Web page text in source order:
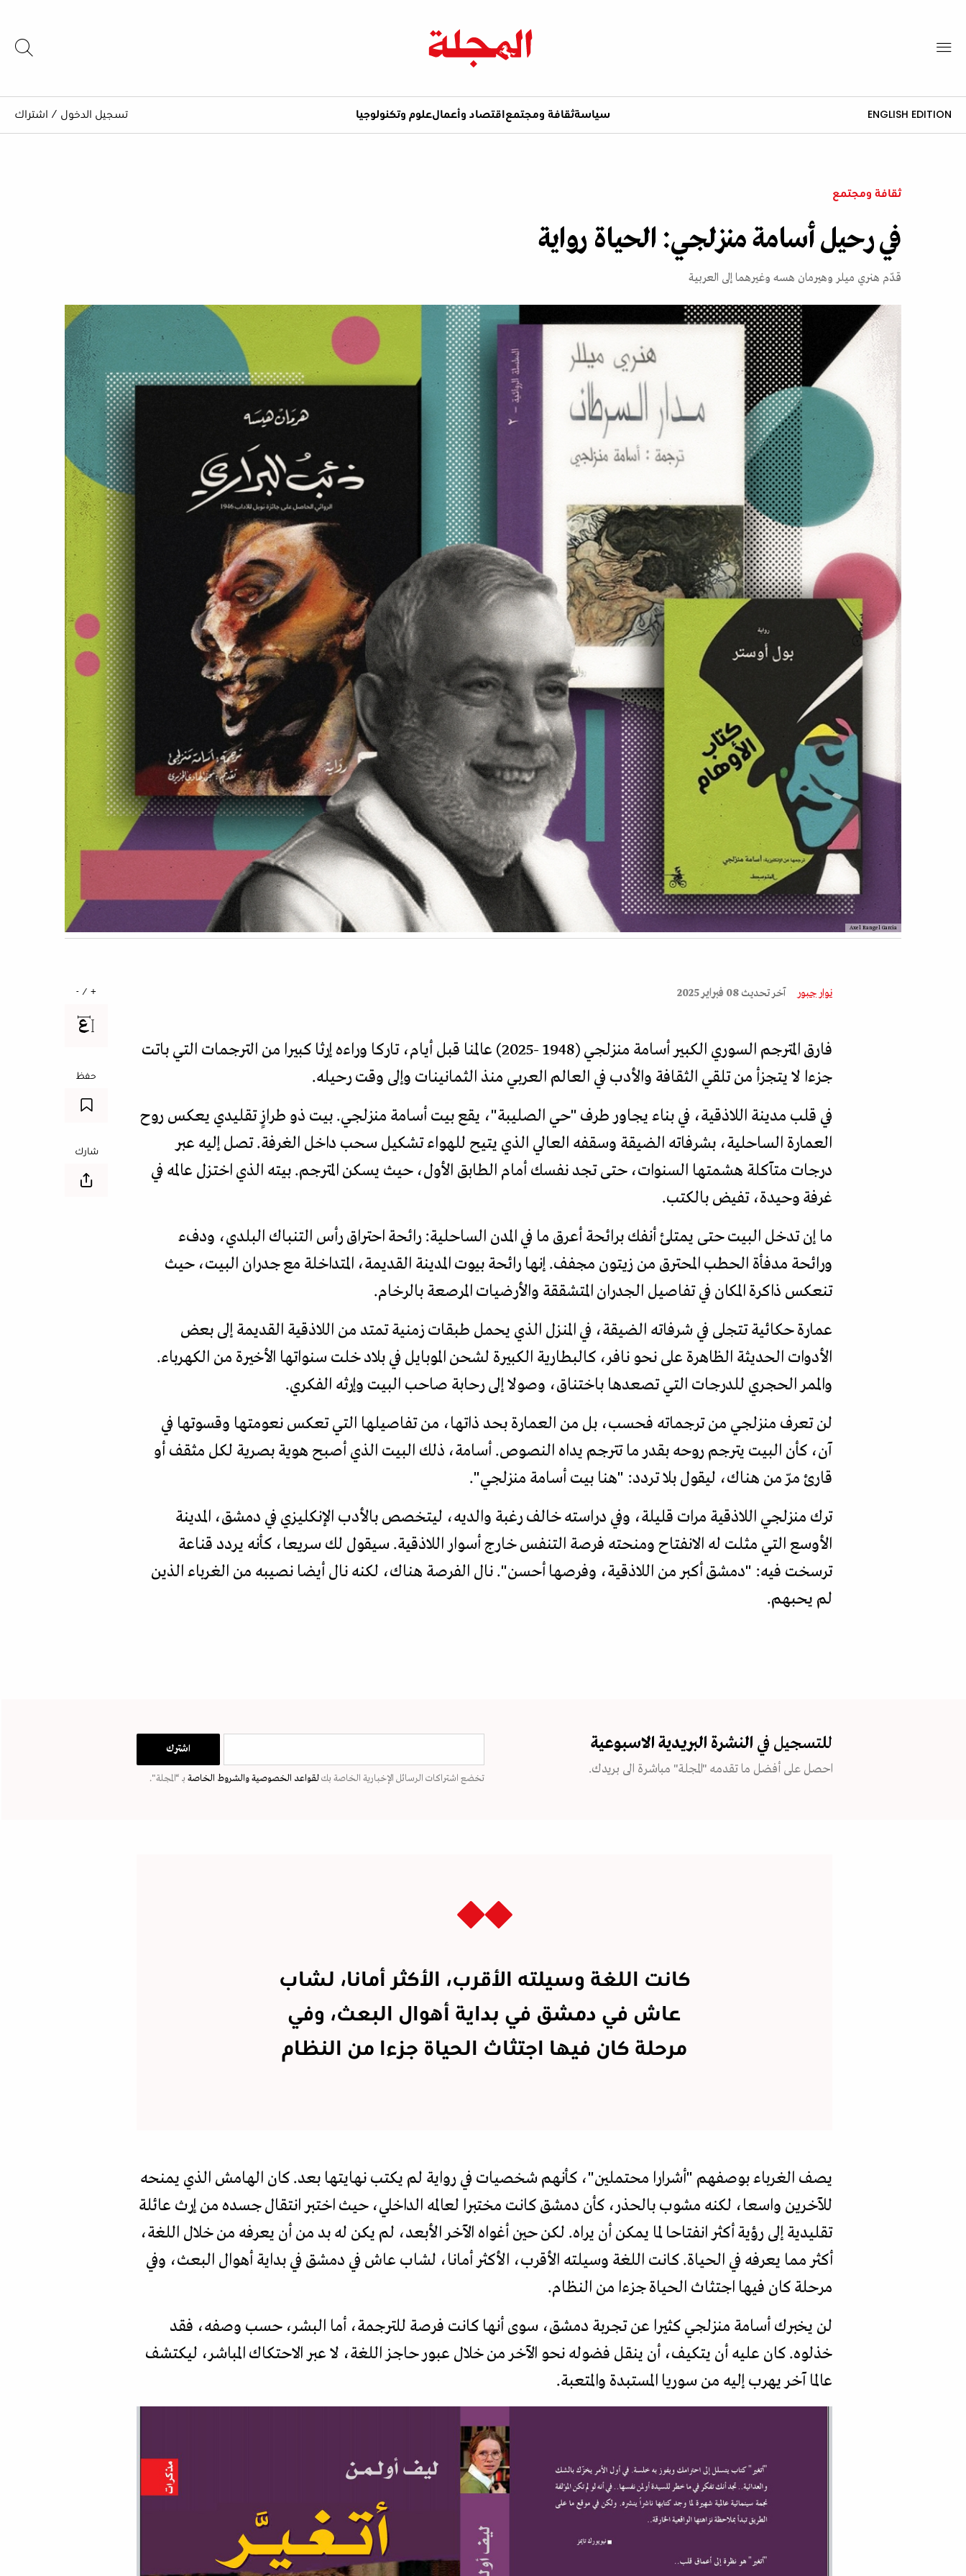
ENGLISH EDITION سياسةثقافة ومجتمع اقتصاد وأعمالعلوم وتكنولوجيا تسجيل الدخول / اشتراك
ثقافة ومجتمع
في رحيل أسامة منزلجي: الحياة رواية
قدّم هنري ميلر وهيرمان هسه وغيرهما إلى العربية
Axel Rangel Garcia
نوار جبور آخر تحديث 08 فبراير 2025
فارق المترجم السوري الكبير أسامة منزلجي (1948 -2025) عالمنا قبل أيام، تاركا وراءه إرثا كبيرا من الترجمات التي باتت
جزءا لا يتجزأ من تلقي الثقافة والأدب في العالم العربي منذ الثمانينات وإلى وقت رحيله.
في قلب مدينة اللاذقية، في بناء يجاور طرف "حي الصليبة"، يقع بيت أسامة منزلجي. بيت ذو طرازٍ تقليدي يعكس روح
العمارة الساحلية، بشرفاته الضيقة وسقفه العالي الذي يتيح للهواء تشكيل سحب داخل الغرفة. تصل إليه عبر
درجات متآكلة هشمتها السنوات، حتى تجد نفسك أمام الطابق الأول، حيث يسكن المترجم. بيته الذي اختزل عالمه في
غرفة وحيدة، تفيض بالكتب.
ما إن تدخل البيت حتى يمتلئ أنفك برائحة أعرق ما في المدن الساحلية: رائحة احتراق رأس التنباك البلدي، ودفء
ورائحة مدفأة الحطب المحترق من زيتون مجفف. إنها رائحة بيوت المدينة القديمة، المتداخلة مع جدران البيت، حيث
تنعكس ذاكرة المكان في تفاصيل الجدران المتشققة والأرضيات المرصعة بالرخام.
عمارة حكائية تتجلى في شرفاته الضيقة، في المنزل الذي يحمل طبقات زمنية تمتد من اللاذقية القديمة إلى بعض
الأدوات الحديثة الظاهرة على نحو نافر، كالبطارية الكبيرة لشحن الموبايل في بلاد خلت سنواتها الأخيرة من الكهرباء.
والممر الحجري للدرجات التي تصعدها باختناق، وصولا إلى رحابة صاحب البيت وإرثه الفكري.
لن تعرف منزلجي من ترجماته فحسب، بل من العمارة بحد ذاتها، من تفاصيلها التي تعكس نعومتها وقسوتها في
آن، كأن البيت يترجم روحه بقدر ما تترجم يداه النصوص. أسامة، ذلك البيت الذي أصبح هوية بصرية لكل مثقف أو
قارئ مرّ من هناك، ليقول بلا تردد: "هنا بيت أسامة منزلجي".
ترك منزلجي اللاذقية مرات قليلة، وفي دراسته خالف رغبة والديه، ليتخصص بالأدب الإنكليزي في دمشق، المدينة
الأوسع التي مثلت له الانفتاح ومنحته فرصة التنفس خارج أسوار اللاذقية. سيقول لك سريعا، كأنه يردد قناعة
ترسخت فيه: "دمشق أكبر من اللاذقية، وفرصها أحسن". نال الفرصة هناك، لكنه نال أيضا نصيبه من الغرباء الذين
لم يحبهم.
للتسجيل في النشرة البريدية الاسبوعية
احصل على أفضل ما تقدمه "المجلة" مباشرة الى بريدك.
تخضع اشتراكات الرسائل الإخبارية الخاصة بكلقواعد الخصوصيةوالشروط الخاصة بـ “المجلة".
كانت اللغة وسيلته الأقرب، الأكثر أمانا، لشاب
عاش في دمشق في بداية أهوال البعث، وفي
مرحلة كان فيها اجتثاث الحياة جزءا من النظام
يصف الغرباء بوصفهم "أشرارا محتملين"، كأنهم شخصيات في رواية لم يكتب نهايتها بعد. كان الهامش الذي يمنحه
للآخرين واسعا، لكنه مشوب بالحذر، كأن دمشق كانت مختبرا لعالمه الداخلي، حيث اختبر انتقال جسده من إرث عائلة
تقليدية إلى رؤية أكثر انفتاحا لما يمكن أن يراه. لكن حين أغواه الآخر الأبعد، لم يكن له بد من أن يعرفه من خلال اللغة،
أكثر مما يعرفه في الحياة. كانت اللغة وسيلته الأقرب، الأكثر أمانا، لشاب عاش في دمشق في بداية أهوال البعث، وفي
مرحلة كان فيها اجتثاث الحياة جزءا من النظام.
لن يخبرك أسامة منزلجي كثيرا عن تجربة دمشق، سوى أنها كانت فرصة للترجمة، أما البشر، حسب وصفه، فقد
خذلوه. كان عليه أن يتكيف، أن ينقل فضوله نحو الآخر من خلال عبور حاجز اللغة، لا عبر الاحتكاك المباشر، ليكتشف
عالما آخر يهرب إليه من سوريا المستبدة والمتعبة.
+ / -
حفظ
شارك